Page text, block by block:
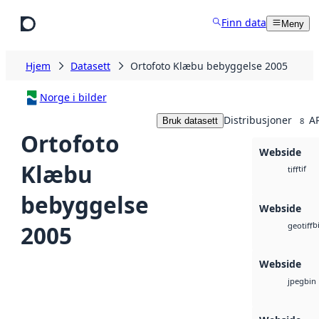
Finn data Meny
Hjem Datasett Ortofoto Klæbu bebyggelse 2005
Norge i bilder
Ortofoto
Klæbu
bebyggelse
2005
Bruk datasett Distribusjoner 8
Webside
tifftif
Webside
geotiff
Webside
jpegbin